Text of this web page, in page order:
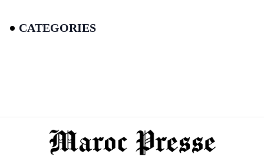
CATEGORIES